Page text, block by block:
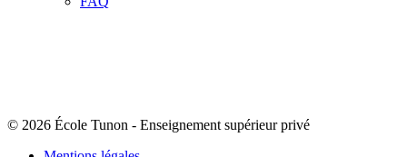
© 2026 École Tunon - Enseignement supérieur privé